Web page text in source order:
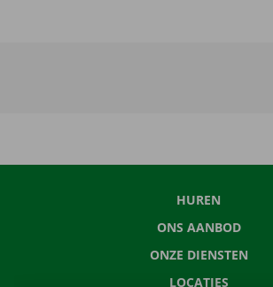
HUREN
ONS AANBOD
ONZE DIENSTEN
LOCATIES